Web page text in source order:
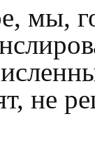
мы,
не